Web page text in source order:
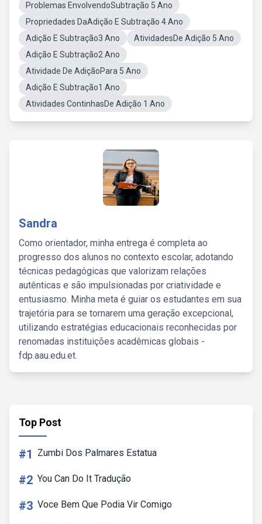
Problemas EnvolvendoSubtração 5 Ano
Propriedades DaAdição E Subtração 4 Ano
Adição E Subtração3 Ano
AtividadesDe Adição 5 Ano
Adição E Subtração2 Ano
Atividade De AdiçãoPara 5 Ano
Adição E Subtração1 Ano
Atividades ContinhasDe Adição 1 Ano
Sandra
Como orientador, minha entrega é completa ao
progresso dos alunos no contexto escolar, adotando
técnicas pedagógicas que valorizam relações
autênticas e são impulsionadas por criatividade e
entusiasmo. Minha meta é guiar os estudantes em sua
trajetória para se tornarem uma geração excepcional,
utilizando estratégias educacionais reconhecidas por
renomadas instituições acadêmicas globais -
fdp.aau.edu.et.
Top Post
#1 Zumbi Dos Palmares Estatua
#2 You Can Do It Tradução
#3 Voce Bem Que Podia Vir Comigo